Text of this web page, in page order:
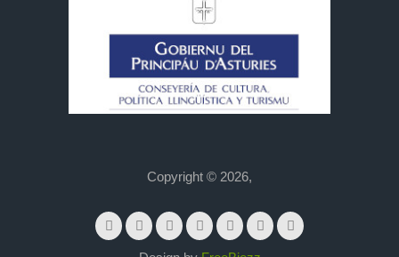
Copyright © 2026,